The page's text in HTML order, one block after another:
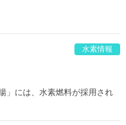
水素情報
」には、水素燃料が採用され